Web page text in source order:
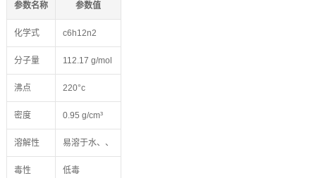
参数名称 参数值
化学式 c6h12n2
分子量 112.17 g/mol
沸点 220°c
密度 0.95 g/cm³
溶解性 易溶于水、、
毒性 低毒